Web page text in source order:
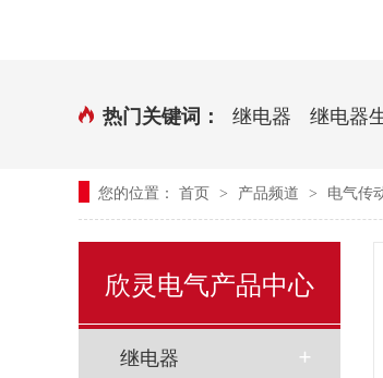
新能源继电器
热门关键词： 继电器 继电器
您的位置： 首页 > 产品频道 > 电气传
欣灵电气产品中心
继电器